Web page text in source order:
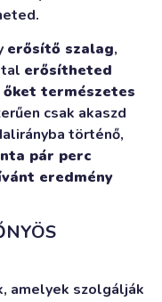
erősítő szalag,
erősítheted
természetes
csak akaszd
történő,
pár perc
eredmény
amelyek szolgálják